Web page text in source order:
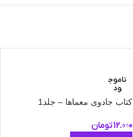
ناموج
ود
کتاب جادوی معماها – جلد1
12.000تومان